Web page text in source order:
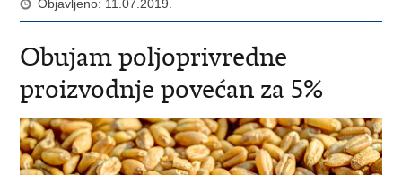
Objavljeno: 11.07.2019.
Obujam poljoprivredne
proizvodnje povećan za 5%